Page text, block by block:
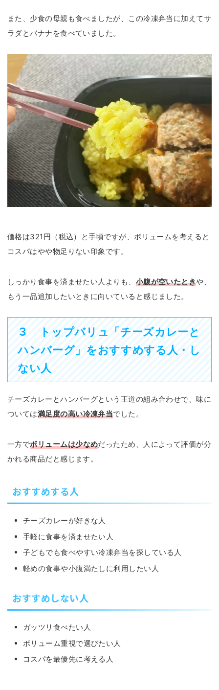
また、少食の母親も食べましたが、この冷凍弁当に加えてサ
ラダとバナナを食べていました。
価格は321円（税込）と手頃ですが、ボリュームを考えると
コスパはやや物足りない印象です。
しっかり食事を済ませたい人よりも、 小腹が空いたときや、
もう一品追加したいときに向いていると感じました。
３
トップバリュ「チーズカレーと
ハンバーグ」をおすすめする人・し
ない人
チーズカレーとハンバーグという王道の組み合わせで、味に
ついては満足度の高い冷凍弁当でした。
一方でボリュームは少なめだったため、人によって評価が分
かれる商品だと感じます。
おすすめする人
チーズカレーが好きな人
手軽に食事を済ませたい人
子どもでも食べやすい冷凍弁当を探している人
軽めの食事や小腹満たしに利用したい人
おすすめしない人
ガッツリ食べたい人
ボリューム重視で選びたい人
コスパを最優先に考える人